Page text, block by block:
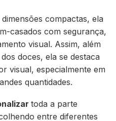
compactas, ela
casados com segurança,
visual. Assim, além
doces, ela se destaca
visual, especialmente em
quantidades.
toda a parte
entre diferentes